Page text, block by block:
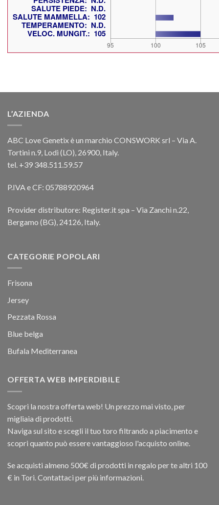
L’AZIENDA
ABC Love Genetix è un marchio CONSWORK srl – Via A.
Tortini n.9, Lodi (LO), 26900, Italy.
tel. +39 348.511.59.57
P.IVA e CF: 05788920964
Provider distributore: Register.it spa – Via Zanchi n.22,
Bergamo (BG), 24126, Italy.
CATEGORIE POPOLARI
Frisona
Jersey
Pezzata Rossa
Blue belga
Bufala Mediterranea
OFFERTA WEB IMPERDIBILE
Scopri la nostra offerta web! Un prezzo mai visto, per
migliaia di prodotti.
Naviga sul sito e scegli il tuo toro filtrando a piacimento e
scopri quanto può essere vantaggioso l'acquisto online.
Se acquisti almeno 500€ di prodotti in regalo per te altri 100
€ in Tori. Contattaci per più informazioni.